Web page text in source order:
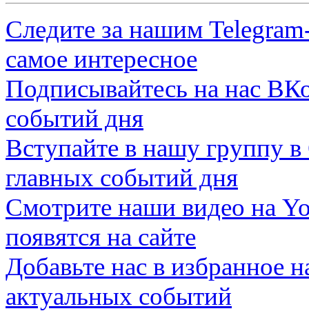
Следите за нашим
самое интересное
Подписывайтесь на нас
событий дня
Вступайте в нашу группу в
главных событий дня
Смотрите наши видео на
появятся на сайте
Добавьте нас в избранное
актуальных событий